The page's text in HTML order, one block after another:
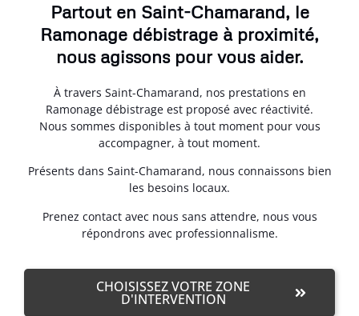
Partout en Saint-Chamarand, le
Ramonage débistrage à proximité,
nous agissons pour vous aider.
À travers Saint-Chamarand, nos prestations en
Ramonage débistrage est proposé avec réactivité.
Nous sommes disponibles à tout moment pour vous
accompagner, à tout moment.
Présents dans Saint-Chamarand, nous connaissons bien
les besoins locaux.
Prenez contact avec nous sans attendre, nous vous
répondrons avec professionnalisme.
CHOISISSEZ VOTRE ZONE
D'INTERVENTION